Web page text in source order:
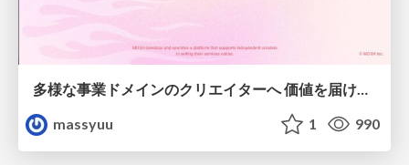
多様な事業ドメインのクリエイターへ 価値を届けるための営みについて
massyuu
1 990